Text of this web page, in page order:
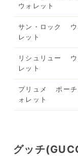
ウォレット
サン・ロック ウ
レット
リシュリュー ウ
レット
プリュメ ポーチ
ォレット
グッチ